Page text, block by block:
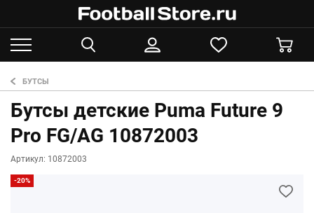
БУТСЫ
Бутсы детские Puma Future 9
Pro FG/AG 10872003
Артикул: 10872003
-20%